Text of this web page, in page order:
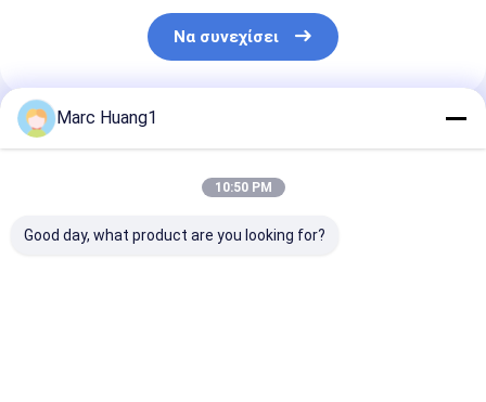
Να συνεχίσει
Συνιστώμενα Προϊόντα
Marc Huang1
10:50 PM
Good day, what product are you looking for?